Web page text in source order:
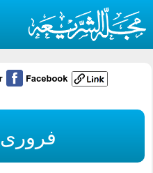
فروری ۲۰۱۳ء